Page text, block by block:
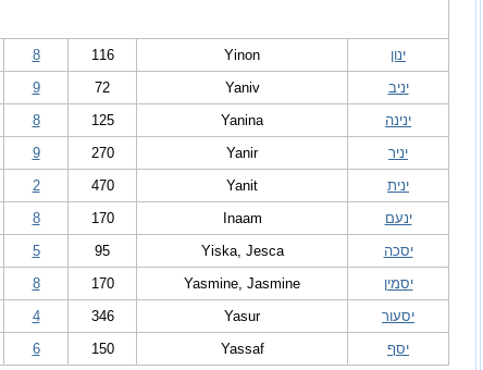
ינון Yinon
116
8
יניב
Yaniv
72
9
ינינה
Yanina
125
8
יניר
Yanir
270
9
ינית
Yanit
470
2
ינעם
Inaam
170
8
יסכה
Yiska, Jesca
95
5
יסמין
Yasmine, Jasmine
170
8
יסעור
Yasur
346
4
יסף
Yassaf
150
6